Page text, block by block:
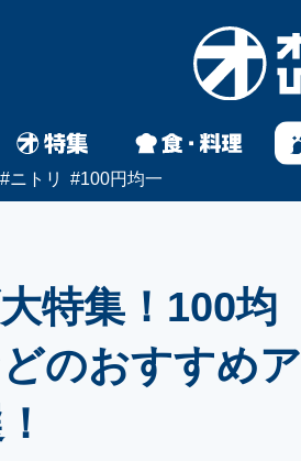
#ニトリ #100円均一
特集！100均
のおすすめア